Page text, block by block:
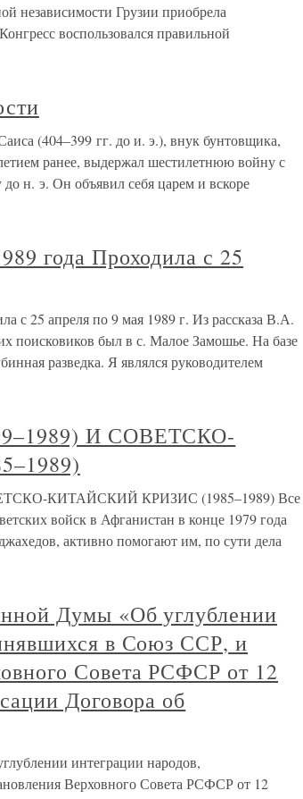
независимости Грузии приобрела
воспользовался правильной
(404–399 гг. до и. э.), внук бунтовщика,
ранее, выдержал шестилетнюю войну с
н. э. Он объявил себя царем и вскоре
года Проходила с 25
с 25 апреля по 9 мая 1989 г. Из рассказа В.А.
поисковиков был в с. Малое Замошье. На базе
разведка. Я являлся руководителем
И СОВЕТСКО-
КИТАЙСКИЙ КРИЗИС (1985–1989) Все
войск в Афганистан в конце 1979 года
активно помогают им, по сути дела
Думы «Об углублении
в Союз ССР, и
Совета РСФСР от 12
Договора об
интеграции народов,
Верховного Совета РСФСР от 12